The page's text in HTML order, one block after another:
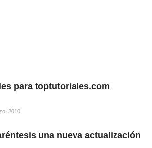
para toptutoriales.com
2010
una nueva actualización